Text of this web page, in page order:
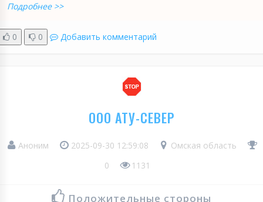
Подробнее >>
0 0 Добавить комментарий
ООО АТУ-СЕВЕР
Аноним 2025-09-30 12:59:08
Омская область
0
1131
Положительные стороны